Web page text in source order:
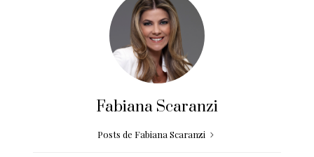
Fabiana Scaranzi
Posts de Fabiana Scaranzi